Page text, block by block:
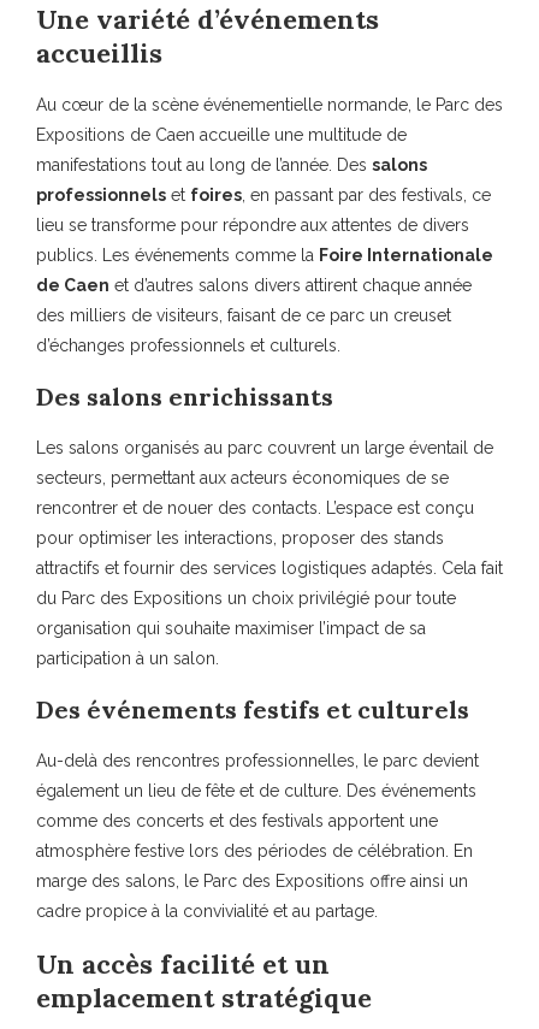
Une variété d’événements
accueillis
Au cœur de la scène événementielle normande, le Parc des
Expositions de Caen accueille une multitude de
manifestations tout au long de l’année. Des salons
professionnels et foires , en passant par des festivals, ce
lieu se transforme pour répondre aux attentes de divers
publics. Les événements comme la Foire Internationale
de Caen et d’autres salons divers attirent chaque année
des milliers de visiteurs, faisant de ce parc un creuset
d’échanges professionnels et culturels.
Des salons enrichissants
Les salons organisés au parc couvrent un large éventail de
secteurs, permettant aux acteurs économiques de se
rencontrer et de nouer des contacts. L’espace est conçu
pour optimiser les interactions, proposer des stands
attractifs et fournir des services logistiques adaptés. Cela fait
du Parc des Expositions un choix privilégié pour toute
organisation qui souhaite maximiser l’impact de sa
participation à un salon.
Des événements festifs et culturels
Au-delà des rencontres professionnelles, le parc devient
également un lieu de fête et de culture. Des événements
comme des concerts et des festivals apportent une
atmosphère festive lors des périodes de célébration. En
marge des salons, le Parc des Expositions offre ainsi un
cadre propice à la convivialité et au partage.
Un accès facilité et un
emplacement stratégique